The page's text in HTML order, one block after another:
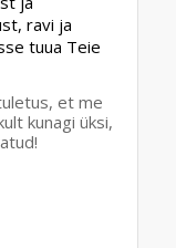
ravi ja
tuua Teie
et me
kunagi üksi,